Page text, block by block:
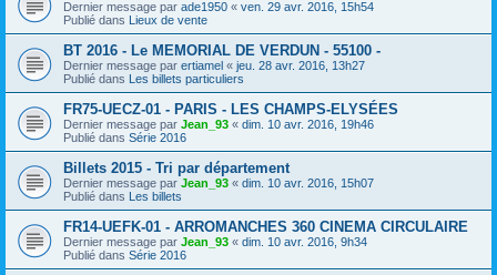
Dernier message par ade1950 « ven. 29 avr. 2016, 15h54
Publié dans Lieux de vente
BT 2016 - Le MEMORIAL DE VERDUN - 55100 -
Dernier message par ertiamel « jeu. 28 avr. 2016, 13h27
Publié dans Les billets particuliers
FR75-UECZ-01 - PARIS - LES CHAMPS-ELYSÉES
Dernier message par Jean_93 « dim. 10 avr. 2016, 19h46
Publié dans Série 2016
Billets 2015 - Tri par département
Dernier message par Jean_93 « dim. 10 avr. 2016, 15h07
Publié dans Les billets
FR14-UEFK-01 - ARROMANCHES 360 CINEMA CIRCULAIRE
Dernier message par Jean_93 « dim. 10 avr. 2016, 9h34
Publié dans Série 2016